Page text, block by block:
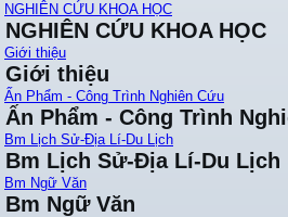
NGHIÊN CỨU KHOA HỌC
NGHIÊN CỨU KHOA HỌC
Giới thiệu
Giới thiệu
Ấn Phẩm - Công Trình Nghiên Cứu
Ấn Phẩm - Công Trình
Bm Lịch Sử-Địa Lí-Du Lịch
Bm Lịch Sử-Địa Lí-Du Lịch
Bm Ngữ Văn
Bm Ngữ Văn